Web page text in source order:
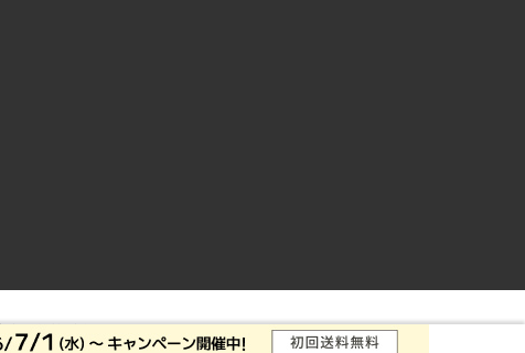
ントサイト © Rakuten Group, Inc.